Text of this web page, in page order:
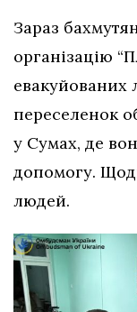
Зараз
організацію
евакуйованих
переселенок
у Сумах, де
допомогу.
людей.